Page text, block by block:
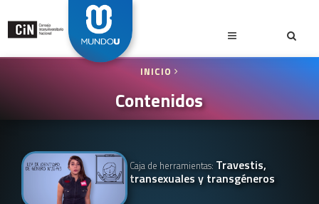
INICIO
Contenidos
Caja de herramientas: Travestis,
transexuales y transgéneros